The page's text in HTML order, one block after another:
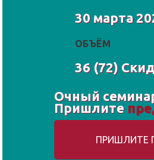
30 марта
ОБЪЁМ
36 (72)
Очный
Пришлите
ПРИШЛИТЕ